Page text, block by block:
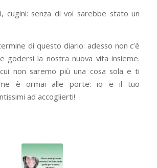
cugini: senza di voi sarebbe stato un
di questo diario: adesso non c’è
godersi la nostra nuova vita insieme.
non saremo più una cosa sola e ti
è ormai alle porte: io e il tuo
ad accoglierti!